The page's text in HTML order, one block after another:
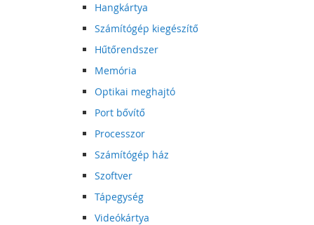
Hangkártya
Számítógép kiegészítő
Hűtőrendszer
Memória
Optikai meghajtó
Port bővítő
Processzor
Számítógép ház
Szoftver
Tápegység
Videókártya